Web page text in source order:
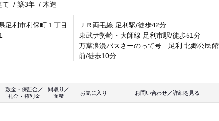
て /築3年 / 木造
足利市利保町１丁目
ＪＲ両毛線 足利駅/徒歩42分
東武伊勢崎・大師線 足利市駅/徒歩51分
万葉浪漫バスさーのって号 足利 北郷公民館
前/徒歩10分
敷金・保証金／
礼金・権利金
間取り／
面積
お気に入り お問い合わせ／詳細を見る